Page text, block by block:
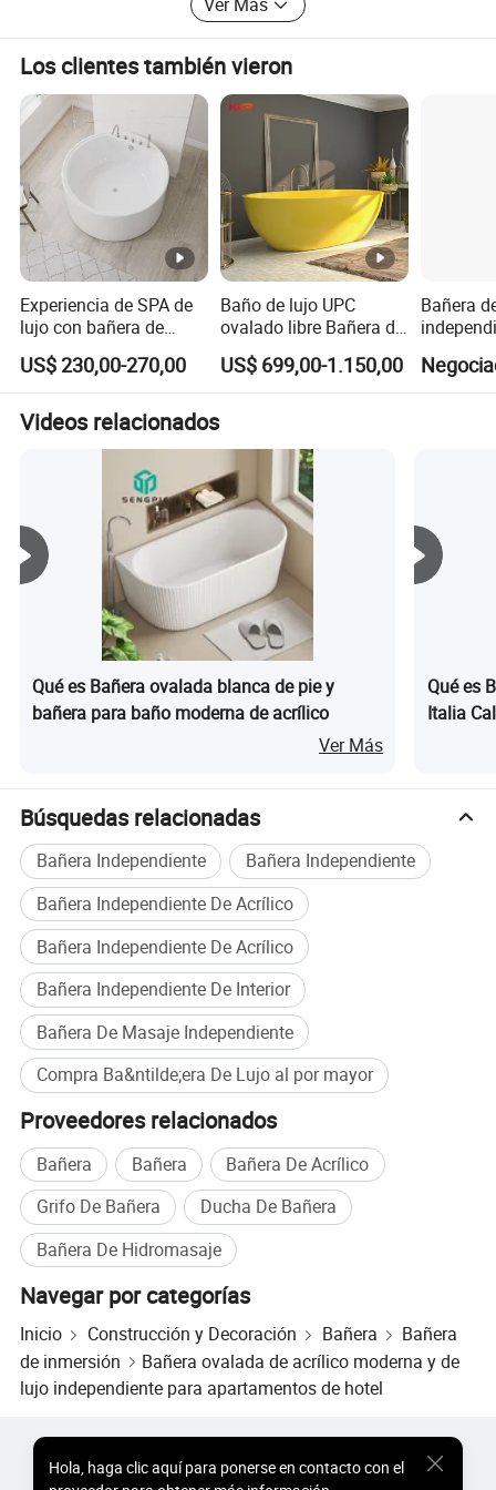
Los clientes también vieron
Experiencia de SPA de
lujo con bañera de
hidromasaje redonda
multifuncional de
acrílico independiente
US$ 230,00-270,00
Baño de lujo UPC
ovalado libre Bañera de
hidromasaje moderno
resina de piedra
redonda Baño Baño
Sanitario sólido
Proveedor de bañera de
superficie
US$ 699,00-1.150,00
Bañera
y luces
lujo
Videos relacionados
Qué es Bañera ovalada blanca de pie y
bañera para baño moderna de acrílico
Ver Más
Qué es
Italia
Búsquedas relacionadas
Bañera Independiente
Bañera Independiente
Bañera Independiente De Acrílico
Bañera Independiente De Acrílico
Bañera Independiente De Interior
Bañera De Masaje Independiente
Compra Ba&ntilde;era De Lujo al por mayor
Proveedores relacionados
Bañera Bañera
Bañera De Acrílico
Grifo De Bañera
Ducha De Bañera
Bañera De Hidromasaje
Navegar por categorías
Inicio Construcción y Decoración Bañera
Bañera
de inmersión
Bañera ovalada de acrílico moderna y de
lujo independiente para apartamentos de hotel
Hola, haga clic aquí para ponerse en contacto con el
Precio de Productos Populares
Productos Populares al por Mayor
Comprador de Estrella